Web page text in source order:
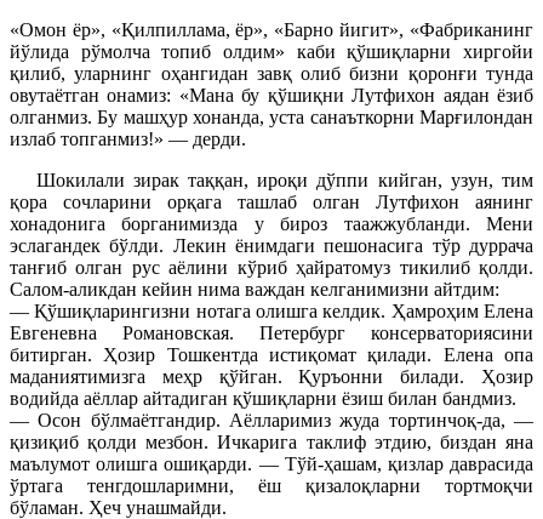
«Омон ёр», «Қилпиллама, ёр», «Барно йигит», «Фабриканинг
йўлида рўмолча топиб олдим» каби қўшиқларни хиргойи
қилиб, уларнинг оҳангидан завқ олиб бизни қоронғи тунда
овутаётган онамиз: «Мана бу қўшиқни Лутфихон аядан ёзиб
олганмиз. Бу машҳур хонанда, уста санаъткорни Марғилондан
излаб топганмиз!» — дерди.
Шокилали зирак таққан, ироқи дўппи кийган, узун, тим
қора сочларини орқага ташлаб олган Лутфихон аянинг
хонадонига борганимизда у бироз таажжубланди. Мени
эслагандек бўлди. Лекин ёнимдаги пешонасига тўр дуррача
танғиб олган рус аёлини кўриб ҳайратомуз тикилиб қолди.
Салом-аликдан кейин нима важдан келганимизни айтдим:
— Қўшиқларингизни нотага олишга келдик. Ҳамроҳим Елена
Евгеневна Романовская. Петербург консерваториясини
битирган. Ҳозир Тошкентда истиқомат қилади. Елена опа
маданиятимизга меҳр қўйган. Қуръонни билади. Ҳозир
водийда аёллар айтадиган қўшиқларни ёзиш билан бандмиз.
— Осон бўлмаётгандир. Аёлларимиз жуда тортинчоқ-да, —
қизиқиб қолди мезбон. Ичкарига таклиф этдию, биздан яна
маълумот олишга ошиқарди. — Тўй-ҳашам, қизлар даврасида
ўртага тенгдошларимни, ёш қизалоқларни тортмоқчи
бўламан. Ҳеч унашмайди.